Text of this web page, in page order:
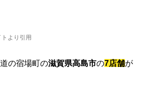
より引用
の宿場町の滋賀県高島市の7店舗が